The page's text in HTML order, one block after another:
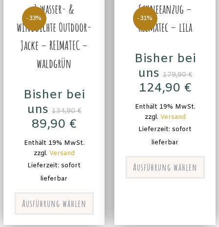
-33%
1 wasser- &
winddichte Outdoor-
Jacke – REIMATEC –
waldgrün
Bisher bei
uns 134,90€
89,90 €
Enthält 19% MwSt.
zzgl. Versand
Lieferzeit: sofort
lieferbar
Ausführung wählen
-31%
Schneeanzug –
Reimatec – lila
Bisher bei
uns 179,90€
124,90 €
Enthält 19% MwSt.
zzgl. Versand
Lieferzeit: sofort
lieferbar
Ausführung wählen